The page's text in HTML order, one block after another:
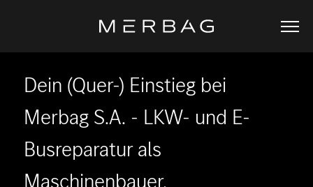
Dein (Quer-) Einstieg bei
Merbag S.A. - LKW- und E-
Busreparatur als
Maschinenbauer,